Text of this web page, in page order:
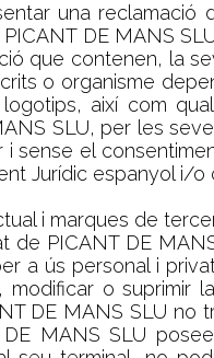
una reclamació
DE MANS
que contenen, la
o organisme
així com
SLU, per les
i sense el
Jurídic espanyol i/o
i marques de
de PICANT DE
a ús personal i
modificar o
DE MANS SLU no
MANS SLU